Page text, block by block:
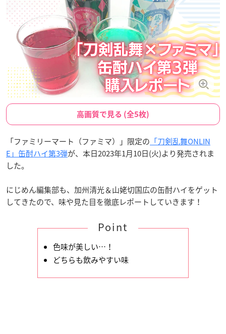
高画質で見る (全5枚)
「ファミリーマート（ファミマ）」限定の 「刀剣乱舞ONLIN
E」缶酎ハイ第3弾が、本日2023年1月10日(火)より発売されま
した。
にじめん編集部も、加州清光＆山姥切国広の缶酎ハイをゲット
してきたので、味や見た目を徹底レポートしていきます！
Point
色味が美しい…！
どちらも飲みやすい味